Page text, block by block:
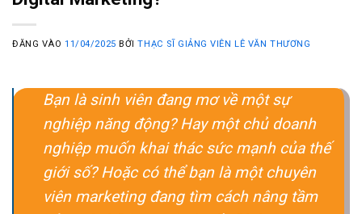
ĐĂNG VÀO11/04/2025 BỞITHẠC SĨ GIẢNG VIÊN LÊ VĂN THƯƠNG
Bạn là sinh viên đang mơ về một sự
nghiệp năng động? Hay một chủ doanh
nghiệp muốn khai thác sức mạnh của thế
giới số? Hoặc có thể bạn là một chuyên
viên marketing đang tìm cách nâng tầm